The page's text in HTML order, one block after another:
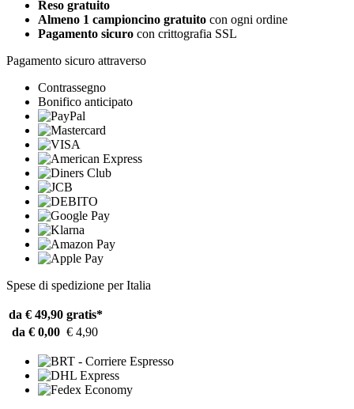
Reso gratuito
Almeno 1 campioncino gratuito con ogni ordine
Pagamento sicuro con crittografia SSL
Pagamento sicuro attraverso
Contrassegno
Bonifico anticipato
Spese di spedizione per Italia
da € 49,90 gratis*
da € 0,00 € 4,90